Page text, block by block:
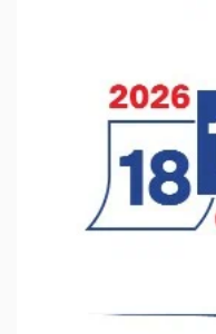
07.08.2026 12:15
В Нижнем Новгороде
07.08.2026 12:04